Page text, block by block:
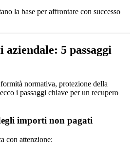
la base per affrontare con successo
5 passaggi
normativa, protezione della
i passaggi chiave per un recupero
importi non pagati
con attenzione: